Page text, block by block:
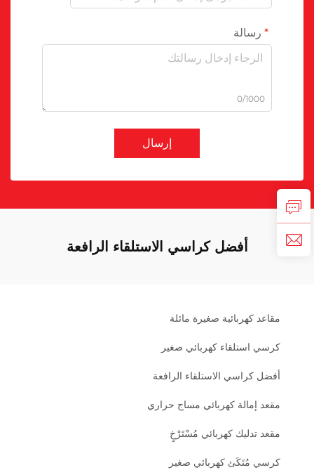
رسالة
0/1000
إرسال
أفضل كراسي الاستلقاء الرافعة
مقاعد كهربائية صغيرة مائلة
كرسي استلقاء كهربائي صغير
أفضل كراسي الاستلقاء الرافعة
مقعد إمالة كهربائي مساج حراري
مقعد تدليك كهربائي مُسْتَرْخٍ
كرسي مُتَكَئ كهربائي صغير